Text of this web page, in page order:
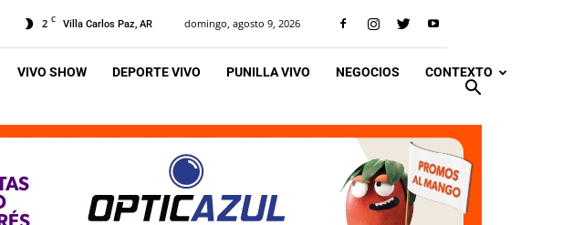
2 C Villa Carlos Paz, AR domingo, agosto 9, 2026
VIVO SHOW DEPORTE VIVO PUNILLA VIVO NEGOCIOS CONTEXTO